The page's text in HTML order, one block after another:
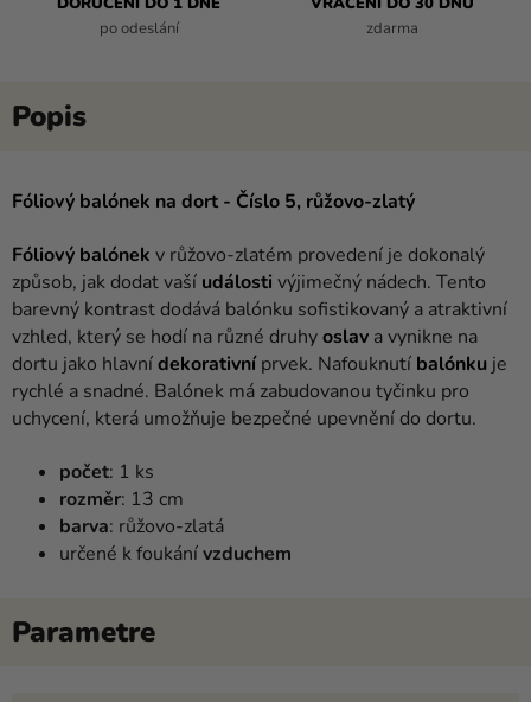
po odeslání
zdarma
Fóliový balónek na dort - Číslo 5, růžovo-zlatý
Fóliový balónek v růžovo-zlatém provedení je dokonalý
způsob, jak dodat vaší události výjimečný nádech. Tento
barevný kontrast dodává balónku sofistikovaný a atraktivní
vzhled, který se hodí na různé druhyoslav a vynikne na
dortu jako hlavnídekorativníprvek. Nafouknutí balónku je
rychlé a snadné. Balónek má zabudovanou tyčinku pro
uchycení, která umožňuje bezpečné upevnění do dortu.
počet: 1 ks
rozměr: 13 cm
barva: růžovo-zlatá
určené k foukánívzduchem